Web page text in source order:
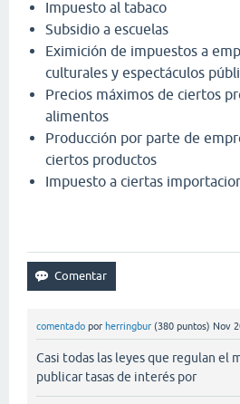
Impuesto al tabaco
Subsidio a escuelas
Eximición de impuestos a
culturales y espectáculos
Precios máximos de ciertos
alimentos
Producción por parte de
ciertos productos
Impuesto a ciertas
comentado por herringbur (380 puntos) Nov
Casi todas las leyes que regulan el
publicar tasas de interés por